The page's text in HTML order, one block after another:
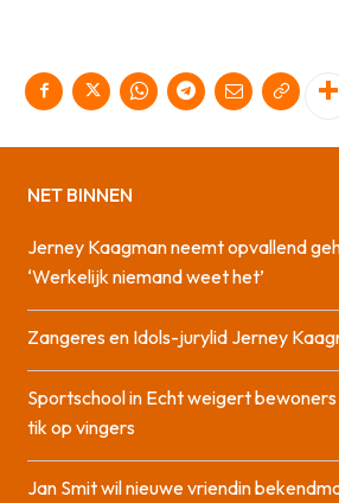
NET BINNEN
Jerney Kaagman neemt opvallend
‘Werkelijk niemand weet het’
Zangeres en Idols-jurylid Jerney
Sportschool in Echt weigert
tik op vingers
Jan Smit wil nieuwe vriendin